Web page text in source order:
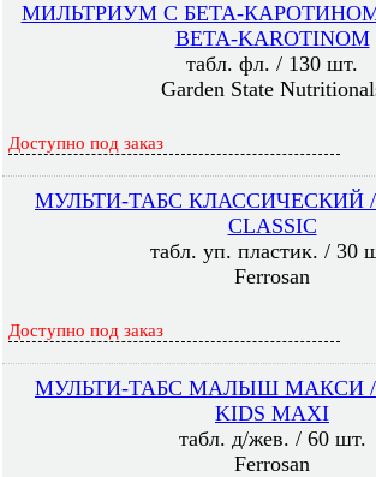
МИЛЬТРИУМ С БЕТА-КАРОТИНОМ
BETA-KAROTINOM
табл. фл. / 130 шт.
Garden State
Доступно под заказ
МУЛЬТИ-ТАБС КЛАССИЧЕСКИЙ /
CLASSIC
табл. уп. пластик. / 30
Ferrosan
Доступно под заказ
МУЛЬТИ-ТАБС МАЛЫШ МАКСИ /
KIDS MAXI
табл. д/жев. / 60 шт.
Ferrosan